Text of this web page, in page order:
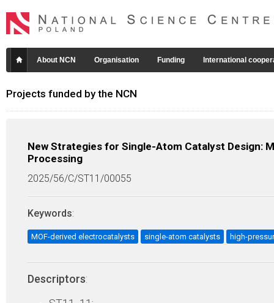
About NCN Organisation Funding International
Projects funded by the NCN
New Strategies for Single-Atom Catalyst Design:
Processing
2025/56/C/ST11/00055
Keywords:
MOF-derived electrocatalysts single-atom catalysts high-
Descriptors: